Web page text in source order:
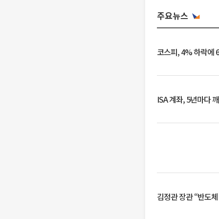
주요뉴스
코스피, 4% 하락에
ISA 계좌, 5년마다
김정관 장관 “반도